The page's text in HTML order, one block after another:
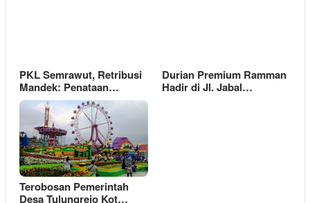
PKL Semrawut, Retribusi
Mandek: Penataan…
Durian Premium Ramman
Hadir di Jl. Jabal…
Terobosan Pemerintah
Desa Tulungrejo Kot…